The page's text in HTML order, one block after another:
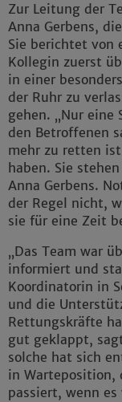
Zur Leitung der
Anna Gerbens,
Sie berichtet von
Kollegin zuerst
in einer
der Ruhr zu
gehen. „Nur eine
den Betroffenen
mehr zu retten
haben. Sie
Anna Gerbens.
der Regel nicht,
sie für eine Zeit
„Das Team war
informiert und
Koordinatorin in
und die
Rettungskräfte
gut geklappt,
solche hat sich
in Warteposition,
passiert, wenn